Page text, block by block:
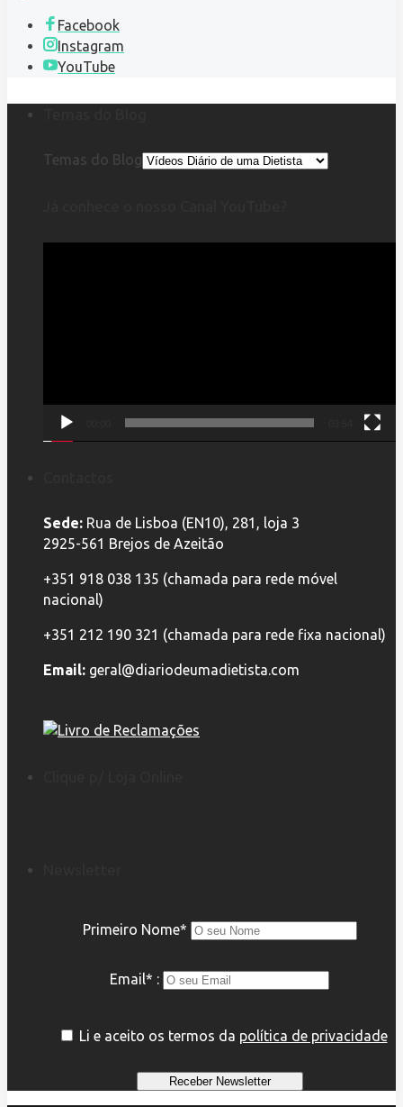
Facebook
Instagram
YouTube
Temas do Blog
Sede: Rua de Lisboa (EN10), 281, loja 3
2925-561 Brejos de Azeitão
+351 918 038 135 (chamada para rede móvel
nacional)
+351 212 190 321 (chamada para rede fixa nacional)
Email: geral@diariodeumadietista.com
Primeiro Nome*
Email* :
Li e aceito os termos da política de privacidade